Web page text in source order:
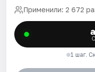
Применили: 2 672
1 шаг.